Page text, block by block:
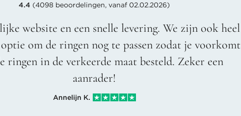
4.4 (4098 beoordelingen, vanaf 02.02.2026)
website en een snelle levering. We zijn ook heel
om de ringen nog te passen zodat je voorkomt
ringen in de verkeerde maat besteld. Zeker een
aanrader!
Annelijn K.